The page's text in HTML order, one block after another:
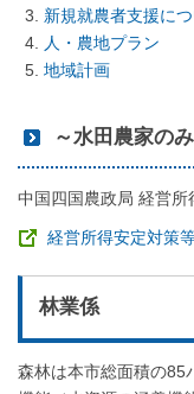
新規就農者支援に
人・農地プラン
地域計画
～水田農家の
中国四国農政局 経営所
経営所得安定対策
林業係
森林は本市総面積の85